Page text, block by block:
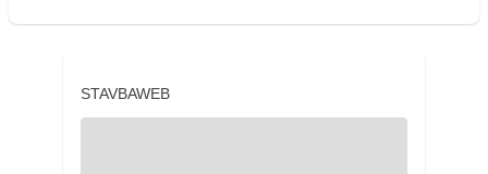
STAVBAWEB